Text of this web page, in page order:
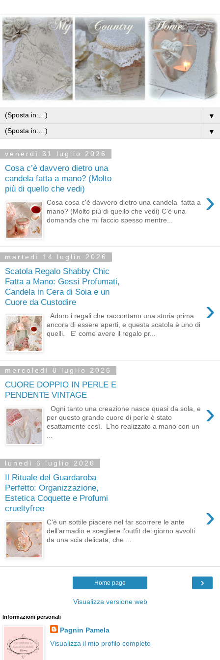
▼
▼
venerdì 31 luglio 2026
Cosa c’è davvero dietro una
candela fatta a mano? (Molto
più di quello che vedi)
›
Cosa cosa c'è davvero dietro una candela fatta a
mano? (Molto più di quello che vedi) C'è una
domanda che mi faccio spesso mentre...
martedì 14 luglio 2026
Scatola Regalo Shabby Chic
Fatta a Mano: Gessi Profumati,
Candela in Cera di Soia e un
Cuore da Custodire
›
Adoro i regali che raccontano una storia prima
ancora di essere aperti, e questa scatola è uno di
quelli. E' come avere il regalo pr...
mercoledì 8 luglio 2026
CUORE DOPPIO IN PERLE E
PENDENTE VINTAGE
›
Ogni tanto una creazione nasce quasi da sola, e
per questo grande cuore di perle è stato
esattamente così. L’ho realizzato a mano con un
...
lunedì 6 luglio 2026
Il Rituale del Guardaroba
Perfetto: Organizzazione,
Estetica Coquette e Profumi
crueltyfree
›
C'è un sottile piacere nel far scorrere le ante
dell'armadio e scegliere l'outfit del giorno avvolti
da una scia delicata, che ...
›
Home page
Visualizza versione web
Informazioni personali
Pagnin Pamela
Visualizza il mio profilo completo